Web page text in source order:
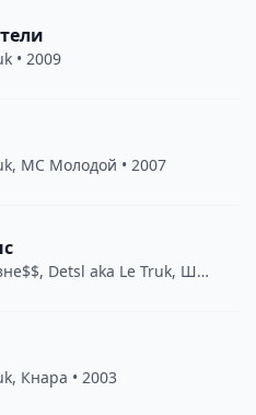
• 2009
, МС Молодой • 2007
, Detsl aka Le Truk, ШЕFF
, Кнара • 2003